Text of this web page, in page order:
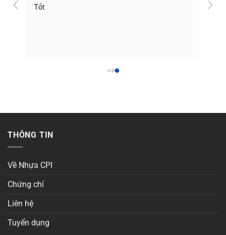
Tốt
THÔNG TIN
Về Nhựa CPI
Chứng chỉ
Liên hệ
Tuyển dụng